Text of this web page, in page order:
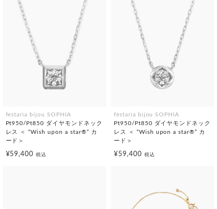
festaria bijou SOPHIA
Pt950/Pt850 ダイヤモンドネック
レス ＜ “Wish upon a star®” カ
ード＞
¥59,400税込
festaria bijou SOPHIA
Pt950/Pt850 ダイヤモンドネック
レス ＜ “Wish upon a star®” カ
ード＞
¥59,400 税込